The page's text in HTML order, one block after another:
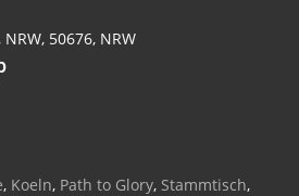
50676, NRW
, Koeln, Path to Glory, Stammtisch,